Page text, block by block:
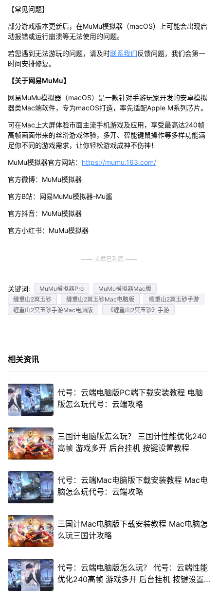
【常见问题】
部分游戏版本更新后，在MuMu模拟器（macOS）上可能会出现启
动报错或运行崩溃等无法使用的问题。
若您遇到无法游玩的问题，请及时联系我们反馈问题，我们会第一
时间安排修复。
【关于网易MuMu】
网易MuMu模拟器（macOS）是一款针对手游玩家开发的安卓模拟
器类Mac端软件，专为macOS打造，率先适配Apple M系列芯片。
可在Mac上大屏体验市面主流手机游戏及应用，享受最高达240帧
高帧画面带来的丝滑游戏体验，多开、智能键鼠操作等多样功能满
足你不同的游戏需求，让你轻松游戏成神不伤神！
MuMu模拟器官方网站： https://mumu.163.com/
官方微博：MuMu模拟器
官方B站：网易MuMu模拟器-Mu酱
官方抖音：MuMu模拟器
官方小红书：MuMu模拟器
文章已到底
关键词: MuMu模拟器Pro
MuMu模拟器Mac版
缠重山2冥玉钞
缠重山2冥玉钞Mac电脑版
缠重山2冥玉钞手游
缠重山2冥玉钞手游Mac电脑版
《缠重山2冥玉钞》手游
相关资讯
代号：云端电脑版PC端下载安装教程 电脑
版怎么玩代号：云端攻略
三国计电脑版怎么玩？ 三国计性能优化240
高帧 游戏多开 后台挂机 按键设置教程
代号：云端Mac电脑版下载安装教程 Mac电
脑怎么玩代号：云端攻略
三国计Mac电脑版下载安装教程 Mac电脑怎
么玩三国计攻略
代号：云端电脑版怎么玩？ 代号：云端性能
优化240高帧 游戏多开 后台挂机 按键设置